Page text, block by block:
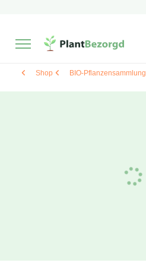
Wähle selbst
Shop BIO-Pflanzensammlung